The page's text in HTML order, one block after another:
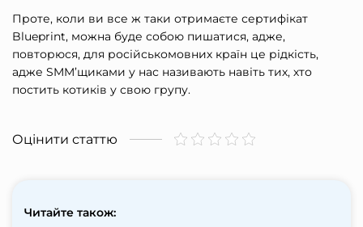
Проте, коли ви все ж таки отримаєте сертифікат
Blueprint, можна буде собою пишатися, адже,
повторюся, для російськомовних країн це рідкість,
адже SMM’щиками у нас називають навіть тих, хто
постить котиків у свою групу.
Оцінити статтю
Читайте також: